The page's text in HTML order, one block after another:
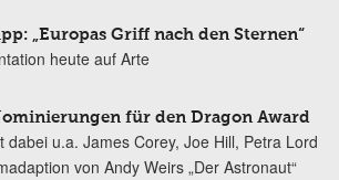
„Europas Griff nach den Sternen“
heute auf Arte
für den Dragon Award
dabei u.a. James Corey, Joe Hill, Petra Lord
von Andy Weirs „Der Astronaut“